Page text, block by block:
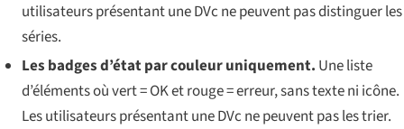
utilisateurs présentant une DVc ne peuvent pas distinguer les
séries.
Les badges d’état par couleur uniquement. Une liste
d’éléments où vert = OK et rouge = erreur, sans texte ni icône.
Les utilisateurs présentant une DVc ne peuvent pas les trier.